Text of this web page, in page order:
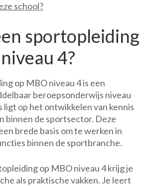
school?
sportopleiding
4?
op MBO niveau 4 is een
beroepsonderwijs niveau
ligt op het ontwikkelen van kennis
binnen de sportsector. Deze
brede basis om te werken in
binnen de sportbranche.
op MBO niveau 4 krijg je
als praktische vakken. Je leert